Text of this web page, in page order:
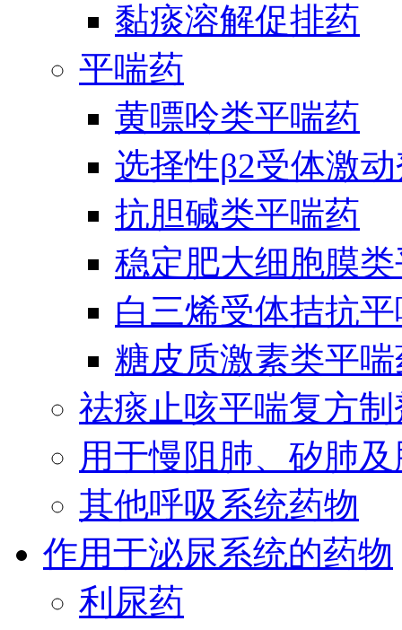
黏痰溶解促排药
平喘药
黄嘌呤类平喘药
选择性β2受体激
抗胆碱类平喘药
稳定肥大细胞膜
白三烯受体拮抗
糖皮质激素类平
祛痰止咳平喘复方制
用于慢阻肺、矽肺
其他呼吸系统药物
作用于泌尿系统的药物
利尿药